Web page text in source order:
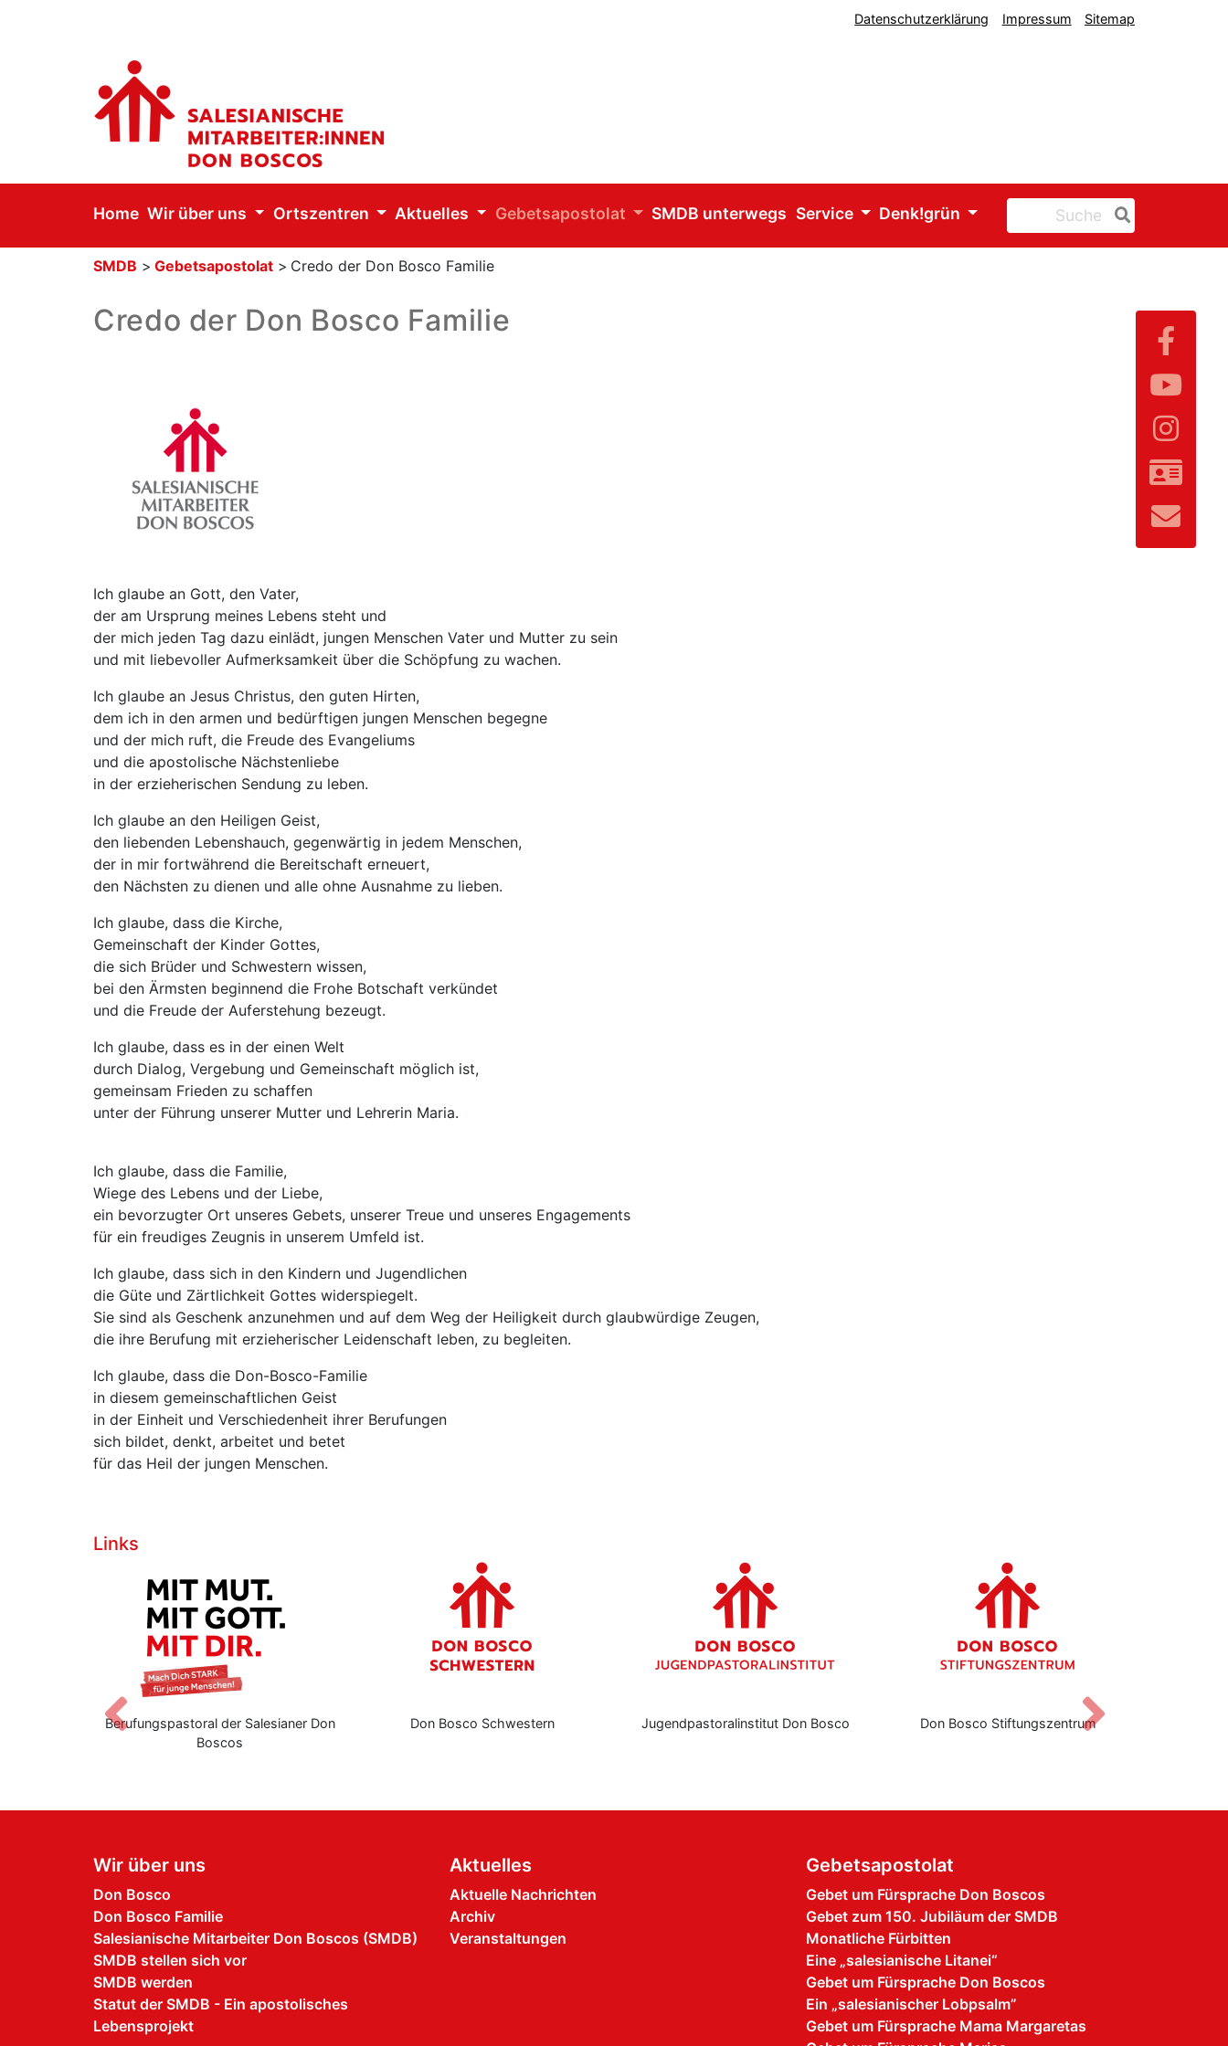
Datenschutzerklärung Impressum Sitemap
Home Wir über uns Ortszentren Aktuelles Gebetsapostolat SMDB unterwegs Service Denk!grün
SMDB > Gebetsapostolat > Credo der Don Bosco Familie
Credo der Don Bosco Familie
Ich glaube an Gott, den Vater,
der am Ursprung meines Lebens steht und
der mich jeden Tag dazu einlädt, jungen Menschen Vater und Mutter zu sein
und mit liebevoller Aufmerksamkeit über die Schöpfung zu wachen.
Ich glaube an Jesus Christus, den guten Hirten,
dem ich in den armen und bedürftigen jungen Menschen begegne
und der mich ruft, die Freude des Evangeliums
und die apostolische Nächstenliebe
in der erzieherischen Sendung zu leben.
Ich glaube an den Heiligen Geist,
den liebenden Lebenshauch, gegenwärtig in jedem Menschen,
der in mir fortwährend die Bereitschaft erneuert,
den Nächsten zu dienen und alle ohne Ausnahme zu lieben.
Ich glaube, dass die Kirche,
Gemeinschaft der Kinder Gottes,
die sich Brüder und Schwestern wissen,
bei den Ärmsten beginnend die Frohe Botschaft verkündet
und die Freude der Auferstehung bezeugt.
Ich glaube, dass es in der einen Welt
durch Dialog, Vergebung und Gemeinschaft möglich ist,
gemeinsam Frieden zu schaffen
unter der Führung unserer Mutter und Lehrerin Maria.
Ich glaube, dass die Familie,
Wiege des Lebens und der Liebe,
ein bevorzugter Ort unseres Gebets, unserer Treue und unseres Engagements
für ein freudiges Zeugnis in unserem Umfeld ist.
Ich glaube, dass sich in den Kindern und Jugendlichen
die Güte und Zärtlichkeit Gottes widerspiegelt.
Sie sind als Geschenk anzunehmen und auf dem Weg der Heiligkeit durch glaubwürdige Zeugen,
die ihre Berufung mit erzieherischer Leidenschaft leben, zu begleiten.
Ich glaube, dass die Don-Bosco-Familie
in diesem gemeinschaftlichen Geist
in der Einheit und Verschiedenheit ihrer Berufungen
sich bildet, denkt, arbeitet und betet
für das Heil der jungen Menschen.
Links
Berufungspastoral der Salesianer Don
Boscos
Don Bosco Schwestern Jugendpastoralinstitut Don Bosco Don Bosco Stiftungszentrum
Zurück
Wir über uns
Don Bosco
Don Bosco Familie
Salesianische Mitarbeiter Don Boscos (SMDB)
SMDB stellen sich vor
SMDB werden
Statut der SMDB - Ein apostolisches
Lebensprojekt
Aktuelles
Aktuelle Nachrichten
Archiv
Veranstaltungen
Gebetsapostolat
Gebet um Fürsprache Don Boscos
Gebet zum 150. Jubiläum der SMDB
Monatliche Fürbitten
Eine „salesianische Litanei“
Gebet um Fürsprache Don Boscos
Ein „salesianischer Lobpsalm”
Gebet um Fürsprache Mama Margaretas